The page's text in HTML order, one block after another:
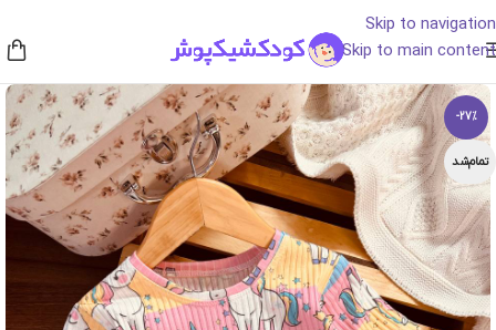
Skip to navigation
Skip to main content
-27%
تمام‌شد